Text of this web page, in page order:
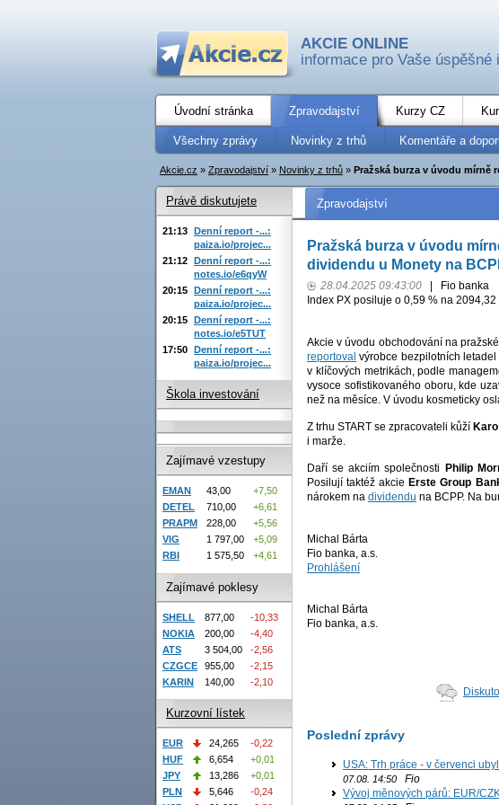
AKCIE ONLINE
informace pro Vaše úspěšné
Úvodní stránka Zpravodajství Kurzy CZ
Všechny zprávy Novinky z trhů Komentáře a
Akcie.cz » Zpravodajství » Novinky z trhů » Pražská burza v úvodu mírně
Zpravodajství
Pražská burza v úvodu
dividendu u Monety na
28.04.2025 09:43:00
Fio banka
Index PX posiluje o 0,59 % na 2094,32
Akcie v úvodu obchodování na
reportoval výrobce bezpilotních letadel
v klíčových metrikách, podle
vysoce sofistikovaného oboru, kde
než na měsíce. V úvodu kosmeticky
Z trhu START se zpracovateli kůží
i marže.
Daří se akciím společnosti Philip
Posilují taktéž akcie Erste Group
nárokem na dividendu na BCPP. Na
Michal Bárta
Fio banka, a.s.
Prohlášení
Michal Bárta
Fio banka, a.s.
Poslední zprávy
USA: Trh práce - v červenci
07.08. 14:50 Fio
Vývoj měnových párů: EUR/
Právě diskutujete
21:13 Denní report -...:
paiza.io/projec...
21:12 Denní report -...:
notes.io/e6qyW
20:15 Denní report -...:
paiza.io/projec...
20:15 Denní report -...:
notes.io/e5TUT
17:50 Denní report -...:
paiza.io/projec...
Škola investování
Zajímavé vzestupy
EMAN 43,00
+7,50
DETEL
710,00
+6,61
PRAPM
228,00
+5,56
VIG
1 797,00
+5,09
RBI
1 575,50 +4,61
Zajímavé poklesy
SHELL 877,00
-10,33
NOKIA
200,00
-4,40
ATS
3 504,00
-2,56
CZGCE
955,00
-2,15
KARIN
140,00 -2,10
Kurzovní lístek
EUR 24,265
-0,22
HUF
6,654
+0,01
JPY
13,286
+0,01
PLN
5,646
-0,24